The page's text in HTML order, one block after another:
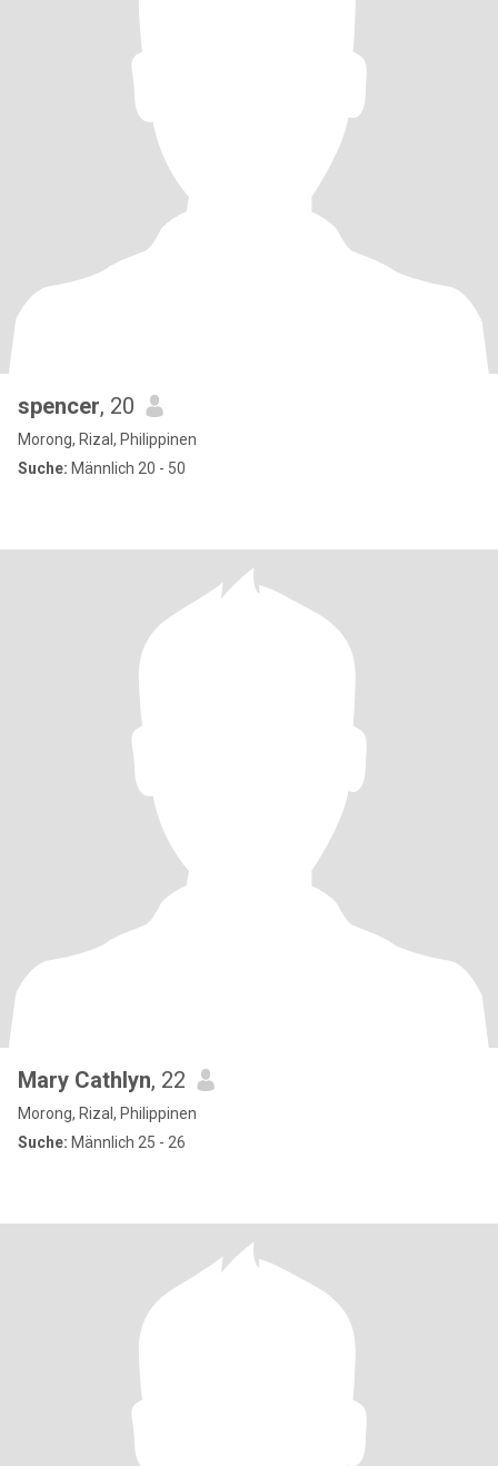
spencer, 20
Morong, Rizal, Philippinen
Suche: Männlich 20 - 50
Mary Cathlyn, 22
Morong, Rizal, Philippinen
Suche: Männlich 25 - 26